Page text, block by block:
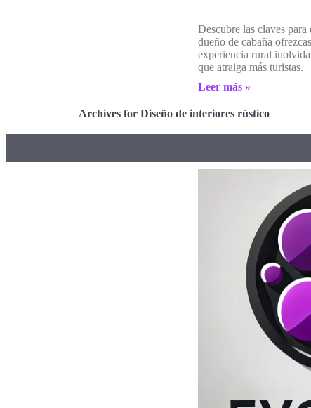
Descubre las claves para
dueño de cabaña
experiencia rural
que atraiga más turistas.
Leer más »
Archives for Diseño de interiores rústico